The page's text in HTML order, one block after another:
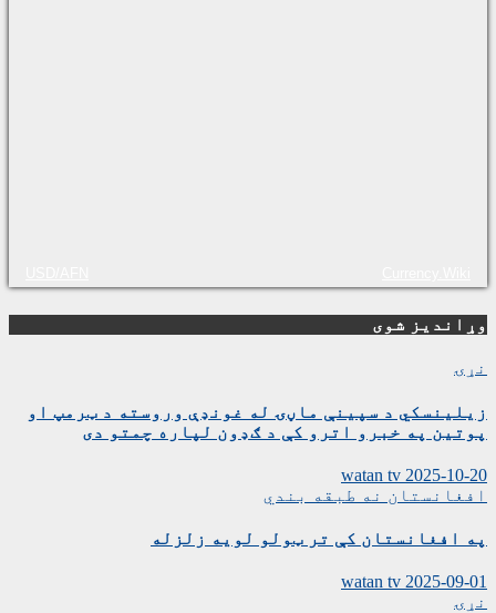
وړاندیز شوی
نړۍ
زیلینسکي د سپینې ماڼۍ له غونډې وروسته د ټرمپ او
پوتین په خبرو اترو کې د ګډون لپاره چمتو دی
2025-10-20
watan tv
افغانستان نه طبقه بندي
په افغانستان کې تر ټولو لویه زلزله
2025-09-01
watan tv
نړۍ